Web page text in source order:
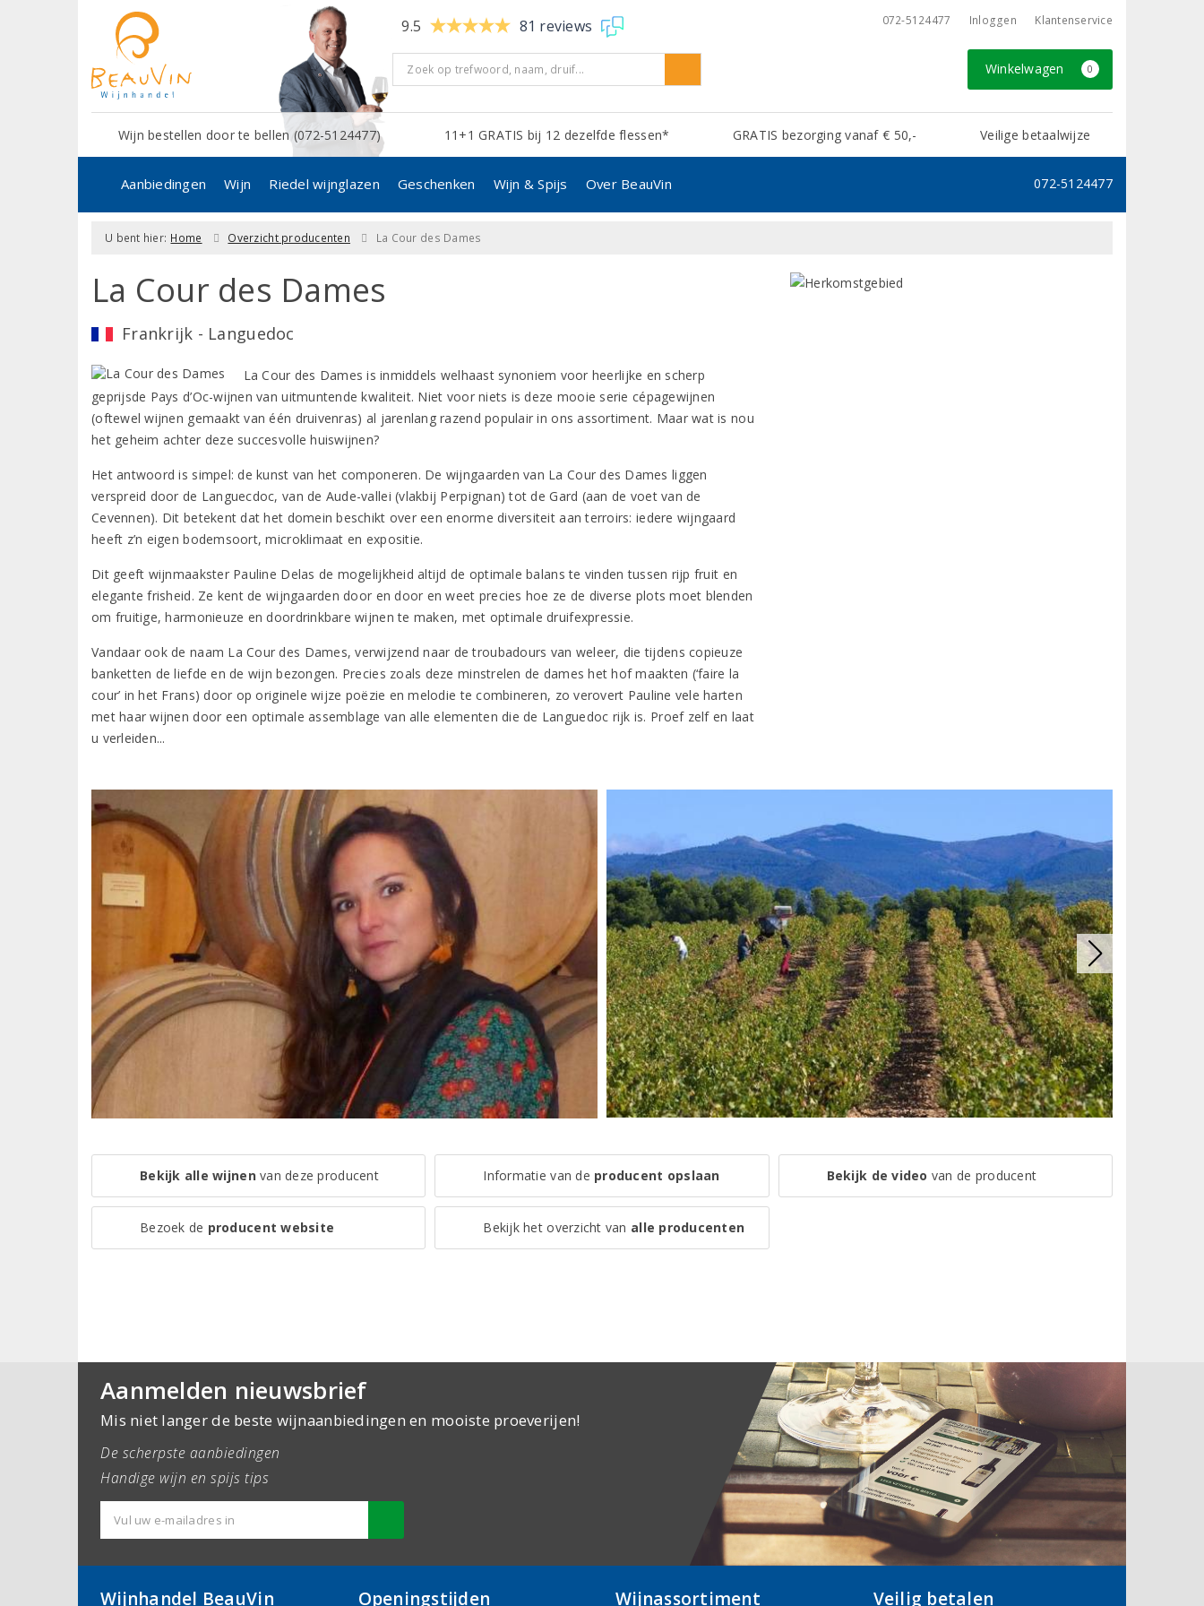
9.5 81 reviews 072-5124477 Inloggen Klantenservice
Winkelwagen 0
Wijn bestellen door te bellen (072-5124477) 11+1 GRATIS bij 12 dezelfde flessen* GRATIS bezorging vanaf € 50,- Veilige betaalwijze
Aanbiedingen Wijn Riedel wijnglazen Geschenken Wijn & Spijs Over BeauVin 072-5124477
U bent hier: Home Overzicht producenten La Cour des Dames
La Cour des Dames
Frankrijk - Languedoc
La Cour des Dames is inmiddels welhaast synoniem voor heerlijke en scherp
geprijsde Pays d’Oc-wijnen van uitmuntende kwaliteit. Niet voor niets is deze mooie serie cépagewijnen
(oftewel wijnen gemaakt van één druivenras) al jarenlang razend populair in ons assortiment. Maar wat is nou
het geheim achter deze succesvolle huiswijnen?
Het antwoord is simpel: de kunst van het componeren. De wijngaarden van La Cour des Dames liggen
verspreid door de Languecdoc, van de Aude-vallei (vlakbij Perpignan) tot de Gard (aan de voet van de
Cevennen). Dit betekent dat het domein beschikt over een enorme diversiteit aan terroirs: iedere wijngaard
heeft z’n eigen bodemsoort, microklimaat en expositie.
Dit geeft wijnmaakster Pauline Delas de mogelijkheid altijd de optimale balans te vinden tussen rijp fruit en
elegante frisheid. Ze kent de wijngaarden door en door en weet precies hoe ze de diverse plots moet blenden
om fruitige, harmonieuze en doordrinkbare wijnen te maken, met optimale druifexpressie.
Vandaar ook de naam La Cour des Dames, verwijzend naar de troubadours van weleer, die tijdens copieuze
banketten de liefde en de wijn bezongen. Precies zoals deze minstrelen de dames het hof maakten (‘faire la
cour’ in het Frans) door op originele wijze poëzie en melodie te combineren, zo verovert Pauline vele harten
met haar wijnen door een optimale assemblage van alle elementen die de Languedoc rijk is. Proef zelf en laat
u verleiden...
Bekijk alle wijnenvan deze producent Informatie van de producent opslaan Bekijk de video van de producent
Bezoek de producent website Bekijk het overzicht van alle producenten
Aanmelden nieuwsbrief
Mis niet langer de beste wijnaanbiedingen en mooiste proeverijen!
De scherpste aanbiedingen
Handige wijn en spijs tips
Wijnhandel BeauVin Openingstijden Wijnassortiment Veilig betalen